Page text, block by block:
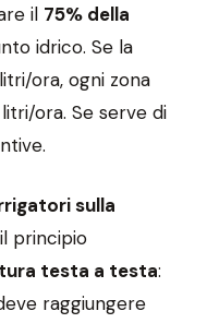
il 75% della
idrico. Se la
ora, ogni zona
ora. Se serve di
sulla
principio
testa a testa:
raggiungere